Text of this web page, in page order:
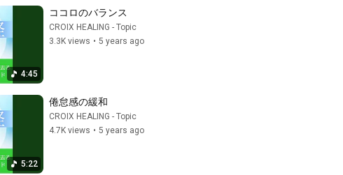
4:45
ココロのバランス
CROIX HEALING - Topic
3.3K views • 5 years ago
5:22
倦怠感の緩和
CROIX HEALING - Topic
4.7K views • 5 years ago